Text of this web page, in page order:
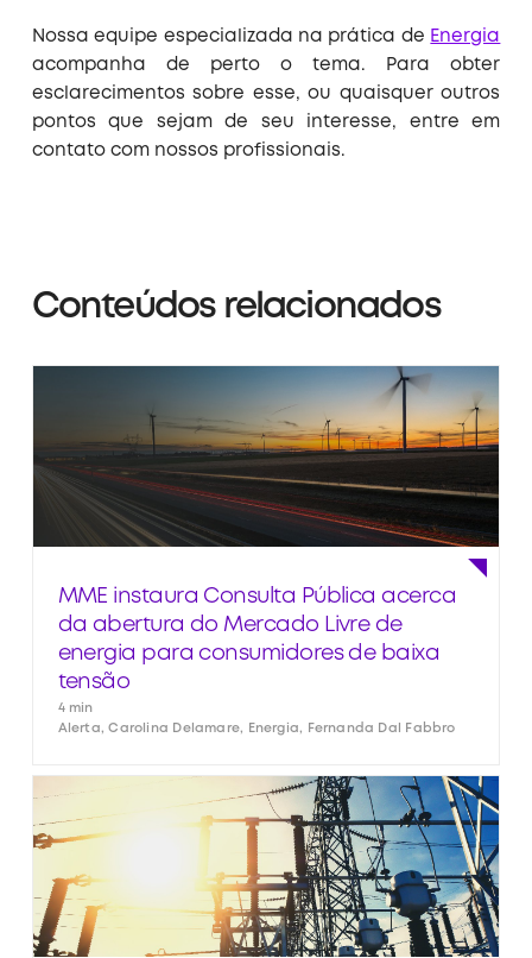
Nossa equipe especializada na prática de Energia
acompanha de perto o tema. Para obter
esclarecimentos sobre esse, ou quaisquer outros
pontos que sejam de seu interesse, entre em
contato com nossos profissionais.
Conteúdos relacionados
MME instaura Consulta Pública acerca
da abertura do Mercado Livre de
energia para consumidores de baixa
tensão
4 min
Alerta, Carolina Delamare, Energia, Fernanda Dal Fabbro